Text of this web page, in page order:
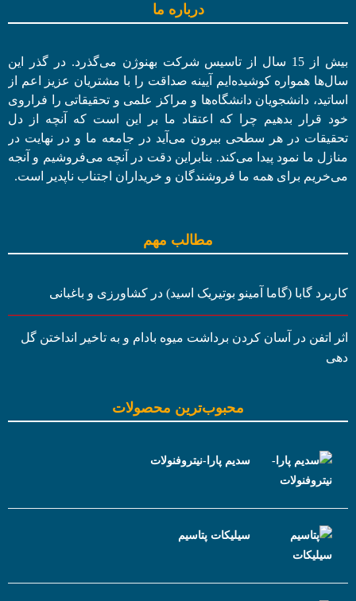
درباره ما
بیش از 15 سال از تاسیس شرکت بهنوژن می‌گذرد. در گذر این
سال‌ها همواره کوشیده‌ایم آیینه صداقت را با مشتریان عزیز اعم از
اساتید، دانشجویان دانشگاه‌ها و مراکز علمی و تحقیقاتی را فراروی
خود قرار بدهیم چرا که اعتقاد ما بر این است که آنچه از دل
تحقیقات در هر سطحی بیرون می‌آید در جامعه ما و در نهایت در
منازل ما نمود پیدا می‌کند. بنابراین دقت در آنچه می‌فروشیم و آنجه
می‌خریم برای همه ما فروشندگان و خریداران اجتناب ناپدیر است.
مطالب مهم
کاربرد گابا (گاما آمینو بوتیریک اسید) در کشاورزی و باغبانی
اثر اتفن در آسان کردن برداشت میوه بادام و به تاخیر انداختن گل
دهی
محبوب‌ترین محصولات
سدیم پارا-نیتروفنولات
سیلیکات پتاسیم